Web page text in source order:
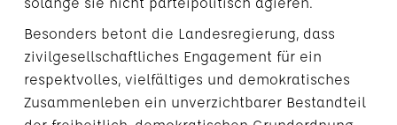
Besonders betont die Landesregierung, dass
zivilgesellschaftliches Engagement für ein
respektvolles, vielfältiges und demokratisches
Zusammenleben ein unverzichtbarer Bestandteil